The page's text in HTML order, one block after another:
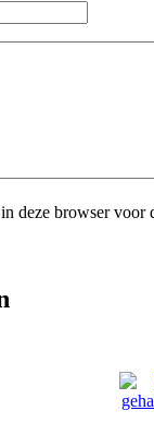
deze browser voor